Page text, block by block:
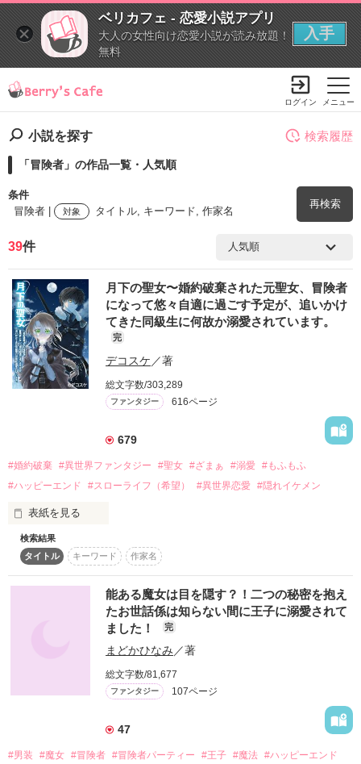
ベリカフェ - 恋愛小説アプリ
大人の女性向け恋愛小説が読み放題！
無料
入手
メニュー
ログイン
小説を探す
「冒険者」の作品一覧・人気順
条件
冒険者 |
対象 タイトル, キーワード, 作家名
再検索
検索ワード
を含む
詳しく検索
感想
長編 中編 短編
賞」ベリーズカフェ会場
検索履歴
39件
月下の聖女〜婚約破棄された元聖女、冒険者
になって悠々自適に過ごす予定が、追いかけ
てきた同級生に何故か溺愛されています。
完
デコスケ ／著
総文字数/303,289
ファンタジー 616ページ
679
#婚約破棄 #異世界ファンタジー #聖女 #ざまぁ #溺愛 #もふもふ
#ハッピーエンド
#スローライフ（希望） #異世界恋愛 #隠れイケメン
表紙を見る
両親を事故で亡くしたティナは、膨大な量の光の魔力を持つ為
に聖女にされてしまう。
多忙なティナが学院を休んでいる間に、男爵令嬢のマリーから
悪い噂を吹き込まれた王子は
ティナに婚約破棄を告げる。
大喜びで婚約破棄を受け入れたティナは憧れの冒険者になる
る事を決意する。
検索結果
タイトル
キーワード 作家名
能ある魔女は目を隠す？！二つの秘密を抱え
たお世話係は知らない間に王子に溺愛されて
ました！
完
まどかひなみ ／著
総文字数/81,677
ファンタジー 107ページ
47
#男装 #魔女 #冒険者 #冒険者パーティー #王子 #魔法 #ハッピーエンド